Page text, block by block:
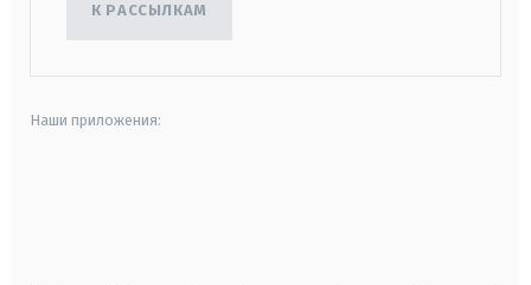
К РАССЫЛКАМ
Наши приложения: